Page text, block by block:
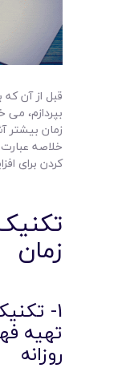
قبل از آن
بپردازم،
زمان بیشتر
خلاصه
کردن برای
زمان
1-
تهیه
روزانه